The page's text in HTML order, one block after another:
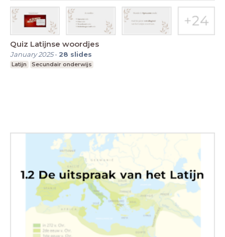
Quiz Latijnse woordjes
January 2025- 28 slides
Latijn Secundair onderwijs